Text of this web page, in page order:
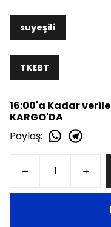
suyeşili
TKEBT
16:00'a Kadar
KARGO'DA
Paylaş: